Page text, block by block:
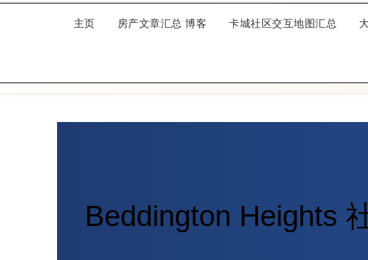
主页 房产文章汇总 博客 卡城社区交互地图汇总
Beddington Heights